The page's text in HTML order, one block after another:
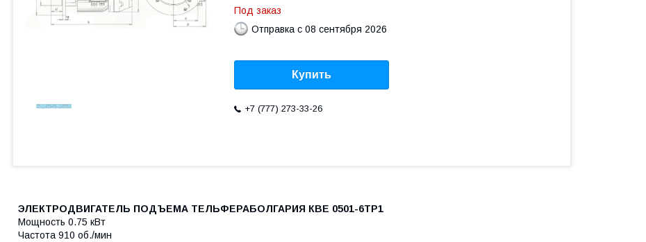
Под заказ
Отправка с 08 сентября 2026
Купить
+7 (777) 273-33-26
ЭЛЕКТРОДВИГАТЕЛЬ ПОДЪЕМА ТЕЛЬФЕРАБОЛГАРИЯ КВЕ 0501-6ТР1
Мощность 0.75 кВт
Частота 910 об./мин